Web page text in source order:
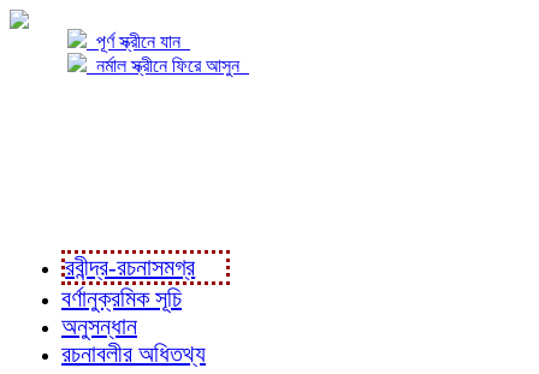
পূর্ণ স্ক্রীনে যান
নর্মাল স্ক্রীনে ফিরে আসুন
রবীন্দ্র-রচনাসমগ্র
বর্ণানুক্রমিক সূচি
অনুসন্ধান
রচনাবলীর অধিতথ্য